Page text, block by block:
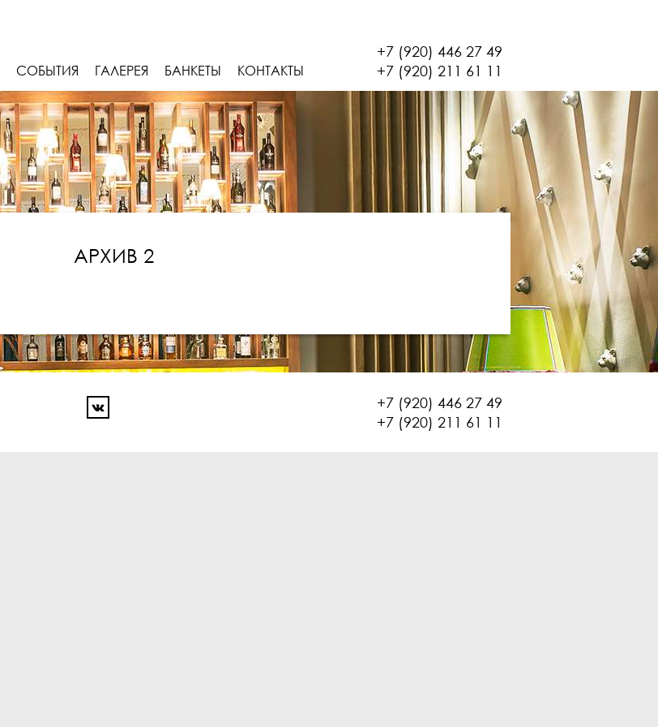
СОБЫТИЯ ГАЛЕРЕЯ БАНКЕТЫ КОНТАКТЫ
+7 (920) 446 27 49
+7 (920) 211 61 11
АРХИВ 2
+7 (920) 446 27 49
+7 (920) 211 61 11